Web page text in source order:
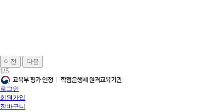
이전
다음
1/5
로그인
회원가입
장바구니